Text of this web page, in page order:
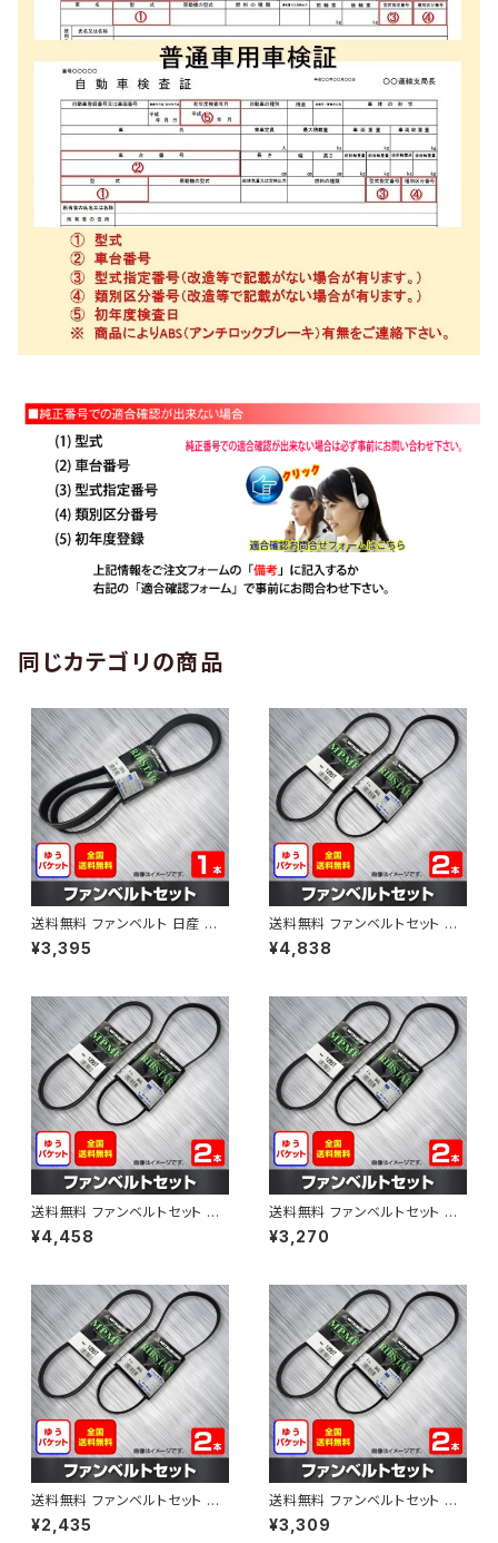
同じカテゴリの商品
送料無料 ファンベルト 日産 エ
クストレイル 型式DNT31 H20.
09～H24.03 （国内トップメー
¥3,395
送料無料 ファンベルトセット 日
産 エルグランド 型式ME51 H1
9.10～ （国内トップメーカー） 2
¥4,838
送料無料 ファンベルトセット 日
産 アベニール 型式PW11 H12.1
0～H14.08 （国内トップメーカ
¥4,458
送料無料 ファンベルトセット 日
産 サニー 型式B15 H10.10～H
12.09 （国内トップメーカー） 2
¥3,270
送料無料 ファンベルトセット 日
産 モコ 型式MG21S H15.05～
（国内トップメーカー） 2本セット
¥2,435
送料無料 ファンベルトセット 日
産 パルサーセリエ 型式FN15 H
11.10～ （国内トップメーカー） 2
¥3,309